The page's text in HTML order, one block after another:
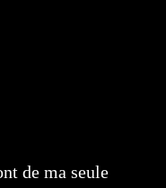
de ma seule